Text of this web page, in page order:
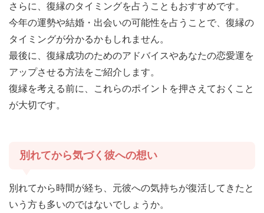
さらに、復縁のタイミングを占うこともおすすめです。
今年の運勢や結婚・出会いの可能性を占うことで、復縁の
タイミングが分かるかもしれません。
最後に、復縁成功のためのアドバイスやあなたの恋愛運を
アップさせる方法をご紹介します。
復縁を考える前に、これらのポイントを押さえておくこと
が大切です。
別れてから気づく彼への想い
別れてから時間が経ち、元彼への気持ちが復活してきたと
いう方も多いのではないでしょうか。